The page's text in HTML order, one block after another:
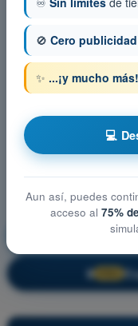
Reglamentación
🔒
🚫 Cero publicidad
✨ ...¡y mucho más!
💻
Aun así, puedes
acceso al 75%